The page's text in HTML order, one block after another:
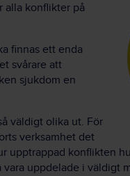
alla konflikter på
finnas ett enda
svårare att
sjukdom en
väldigt olika ut. För
verksamhet det
upptrappad konflikten
uppdelade i väldigt